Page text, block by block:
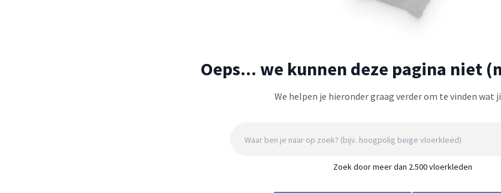
Oeps... we kunnen deze pagina niet
We helpen je hieronder graag verder om te vinden wat
Zoek door meer dan 2.500 vloerkleden